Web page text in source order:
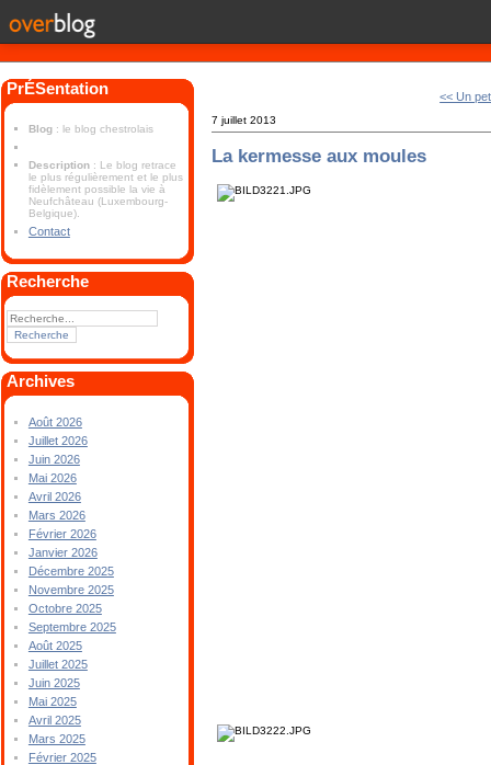
PrÉSentation
Blog : le blog chestrolais
Description : Le blog retrace
le plus régulièrement et le plus
fidèlement possible la vie à
Neufchâteau (Luxembourg-
Belgique).
Contact
Recherche
Archives
Août 2026
Juillet 2026
Juin 2026
Mai 2026
Avril 2026
Mars 2026
Février 2026
Janvier 2026
Décembre 2025
Novembre 2025
Octobre 2025
Septembre 2025
Août 2025
Juillet 2025
Juin 2025
Mai 2025
Avril 2025
Mars 2025
Février 2025
<< Un
7 juillet 2013
La kermesse aux moules